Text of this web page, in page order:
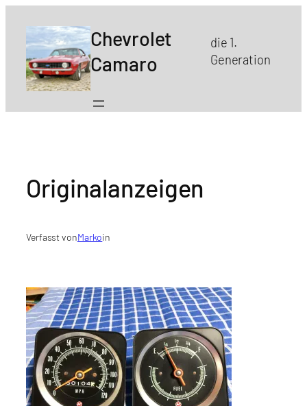
Inhalt
springen
Chevrolet
Camaro
die 1.
Generation
Originalanzeigen
Verfasst vonMarkoin